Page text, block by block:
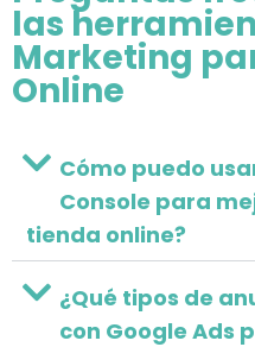
las
Marketing
Online
Cómo puedo
Console para
tienda online?
¿Qué tipos de
con Google Ads